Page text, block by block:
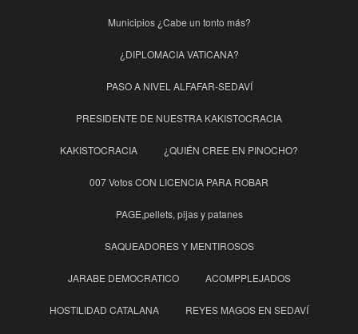
Municipios ¿Cabe un tonto más?
¿DIPLOMACIA VATICANA?
PASO A NIVEL ALFAFAR-SEDAVÍ
PRESIDENTE DE NUESTRA KAKISTOCRACIA
KAKISTOCRACIA ¿QUIÉN CREE EN PINOCHO?
007 Votos CON LICENCIA PARA ROBAR
PAGE,pellets, pijas y patanes
SAQUEADORES Y MENTIROSOS
JARABE DEMOCRATICO ACOMPPLEJADOS
HOSTILIDAD CATALANA REYES MAGOS EN SEDAVÍ